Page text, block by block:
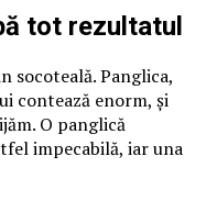
tot rezultatul
socoteală. Panglica,
contează enorm, și
O panglică
impecabilă, iar una